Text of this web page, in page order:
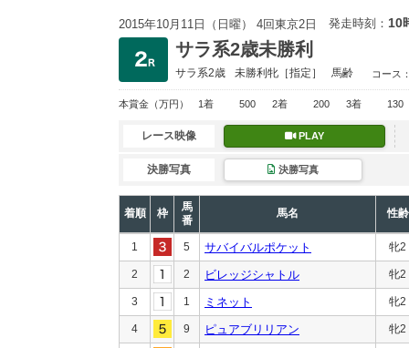
2015年10月11日（日曜） 4回東京2日 発走時刻： 10
サラ系2歳未勝利
サラ系2歳 未勝利牝［指定］ 馬齢 コース
本賞金 （万円） 1着 500 2着 200 3着 130
レース映像 PLAY
決勝写真 決勝写真
着順 枠
馬
番
馬名 性齢
1 5 サバイバルポケット 牝2
2 2 ビレッジシャトル 牝2
3 1 ミネット 牝2
4 9 ピュアブリリアン 牝2